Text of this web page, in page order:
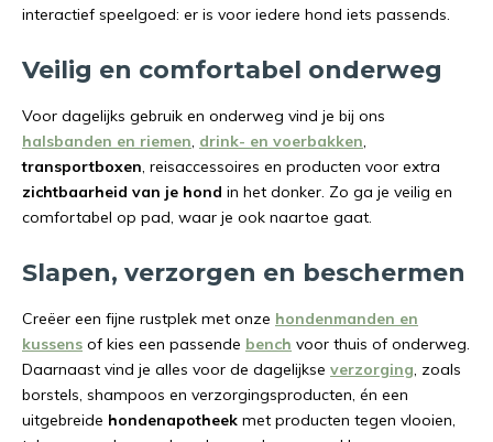
interactief speelgoed: er is voor iedere hond iets passends.
Veilig en comfortabel onderweg
Voor dagelijks gebruik en onderweg vind je bij ons
halsbanden en riemen, drink- en voerbakken,
transportboxen, reisaccessoires en producten voor extra
zichtbaarheid van je hond in het donker. Zo ga je veilig en
comfortabel op pad, waar je ook naartoe gaat.
Slapen, verzorgen en beschermen
Creëer een fijne rustplek met onze hondenmanden en
kussens of kies een passende bench voor thuis of onderweg.
Daarnaast vind je alles voor de dagelijkse verzorging, zoals
borstels, shampoos en verzorgingsproducten, én een
uitgebreide hondenapotheek met producten tegen vlooien,